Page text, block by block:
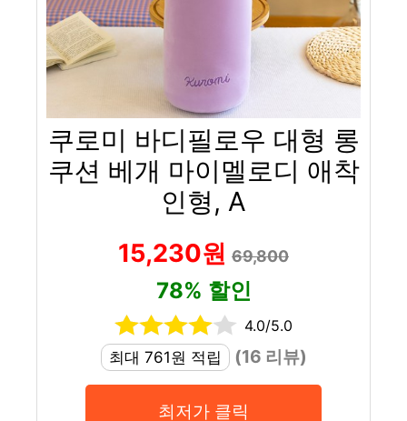
쿠로미 바디필로우 대형 롱
쿠션 베개 마이멜로디 애착
인형, A
15,230원 69,800
78% 할인
4.0/5.0
최대 761원 적립
(16 리뷰)
최저가 클릭